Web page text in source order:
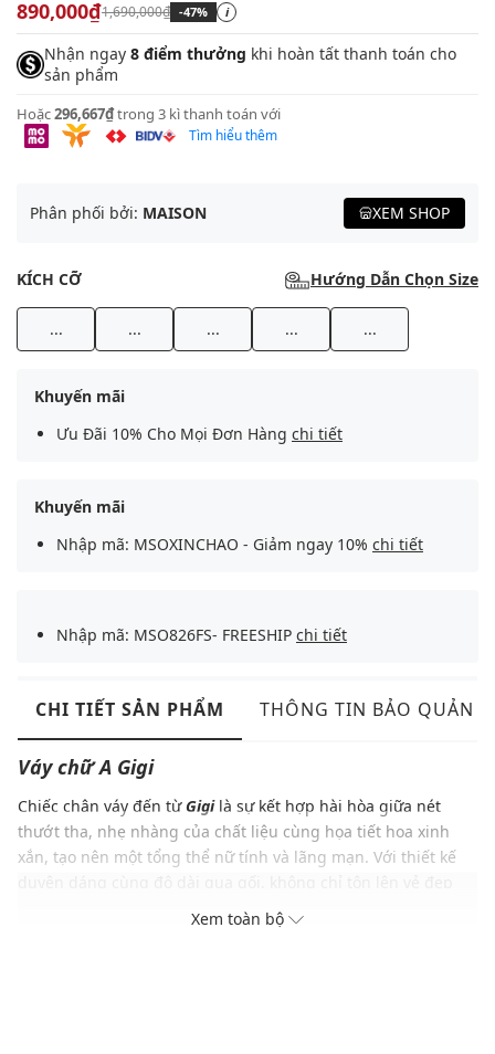
890,000₫1,690,000₫ -47% i
Nhận ngay 8 điểm thưởng khi hoàn tất thanh toán cho
sản phẩm
Hoặc296,667₫trong 3 kì thanh toán với
Tìm hiểu thêm
Phân phối bởi: MAISON XEM SHOP
KÍCH CỠ Hướng Dẫn Chọn Size
... ... ... ... ...
Khuyến mãi
Ưu Đãi 10% Cho Mọi Đơn Hàng chi tiết
Khuyến mãi
Nhập mã: MSOXINCHAO - Giảm ngay 10% chi tiết
Nhập mã: MSO826FS- FREESHIP chi tiết
CHI TIẾT SẢN PHẨM THÔNG TIN BẢO QUẢN
Váy chữ A Gigi
Chiếc chân váy đến từ Gigilà sự kết hợp hài hòa giữa nét
thướt tha, nhẹ nhàng của chất liệu cùng họa tiết hoa xinh
xắn, tạo nên một tổng thể nữ tính và lãng mạn. Với thiết kế
thanh lịch, kín đáo mà còn khéo léo che đi khuyết điểm, giúp
bạn tự tin khoe dáng, diện item này, bạn như hóa thân thành
Xem toàn bộ